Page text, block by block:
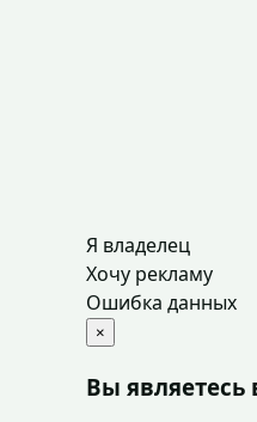
Я владелец
Хочу рекламу
Ошибка данных
×
Вы